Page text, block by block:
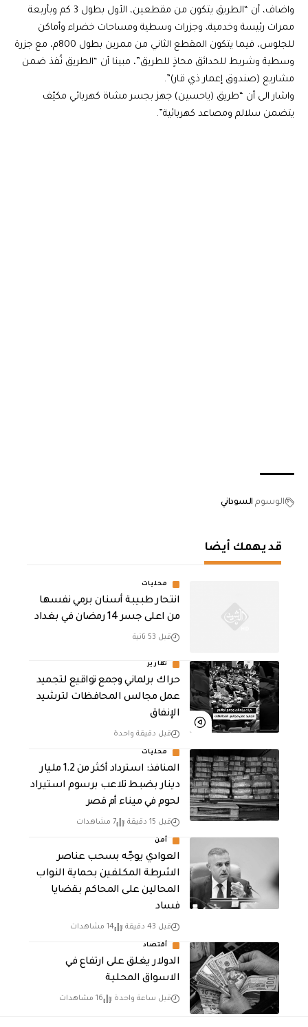
واضاف، أن “الطريق يتكون من مقطعين، الأول بطول 3 كم وبأربعة
ممرات رئيسة وخدمية، وجزرات وسطية ومساحات خضراء وأماكن
للجلوس، فيما يتكون المقطع الثاني من ممرين بطول 800م، مع جزرة
وسطية وشريط للحدائق محاذٍ للطريق”، مبينا أن “الطريق نُفذ ضمن
مشاريع (صندوق إعمار ذي قار)”.
واشار الى أن “طريق (ياحسين) جهز بجسر مشاة كهربائي مكيّف
يتضمن سلالم ومصاعد كهربائية”.
الوسوم السوداني
قد يهمك أيضا
محليات
انتحار طبيبة أسنان برمي نفسها
من اعلى جسر 14 رمضان في بغداد
قبل 53 ثانية
تقارير
حراك برلماني وجمع تواقيع لتجميد
عمل مجالس المحافظات لترشيد
الإنفاق
قبل دقيقة واحدة
محليات
المنافذ: استرداد أكثر من 1.2 مليار
دينار بضبط تلاعب برسوم استيراد
لحوم في ميناء أم قصر
قبل 15 دقيقة 7 مشاهدات
أمن
العوادي يوجّه بسحب عناصر
الشرطة المكلفين بحماية النواب
المحالين على المحاكم بقضايا
فساد
قبل 43 دقيقة 14 مشاهدات
أقتصاد
الدولار يغلق على ارتفاع في
الاسواق المحلية
قبل ساعة واحدة 16 مشاهدات